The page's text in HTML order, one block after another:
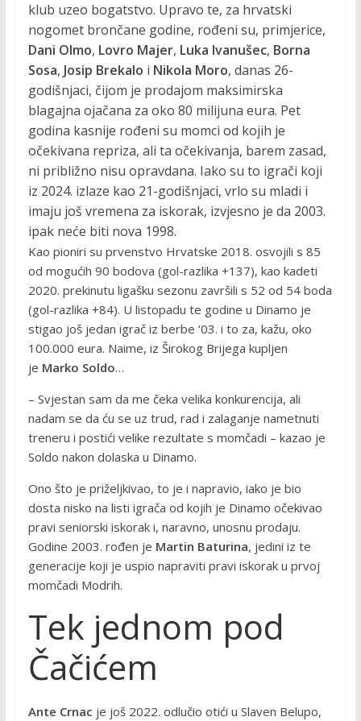
klub uzeo bogatstvo. Upravo te, za hrvatski
nogomet brončane godine, rođeni su, primjerice,
Dani Olmo, Lovro Majer, Luka Ivanušec, Borna
Sosa, Josip Brekalo i Nikola Moro, danas 26-
godišnjaci, čijom je prodajom maksimirska
blagajna ojačana za oko 80 milijuna eura. Pet
godina kasnije rođeni su momci od kojih je
očekivana repriza, ali ta očekivanja, barem zasad,
ni približno nisu opravdana. Iako su to igrači koji
iz 2024. izlaze kao 21-godišnjaci, vrlo su mladi i
imaju još vremena za iskorak, izvjesno je da 2003.
ipak neće biti nova 1998.
Kao pioniri su prvenstvo Hrvatske 2018. osvojili s 85
od mogućih 90 bodova (gol-razlika +137), kao kadeti
2020. prekinutu ligašku sezonu završili s 52 od 54 boda
(gol-razlika +84). U listopadu te godine u Dinamo je
stigao još jedan igrač iz berbe ‘03. i to za, kažu, oko
100.000 eura. Naime, iz Širokog Brijega kupljen
je Marko Soldo…
– Svjestan sam da me čeka velika konkurencija, ali
nadam se da ću se uz trud, rad i zalaganje nametnuti
treneru i postići velike rezultate s momčadi – kazao je
Soldo nakon dolaska u Dinamo.
Ono što je priželjkivao, to je i napravio, iako je bio
dosta nisko na listi igrača od kojih je Dinamo očekivao
pravi seniorski iskorak i, naravno, unosnu prodaju.
Godine 2003. rođen je Martin Baturina, jedini iz te
generacije koji je uspio napraviti pravi iskorak u prvoj
momčadi Modrih.
Tek jednom pod
Čačićem
Ante Crnac je još 2022. odlučio otići u Slaven Belupo,